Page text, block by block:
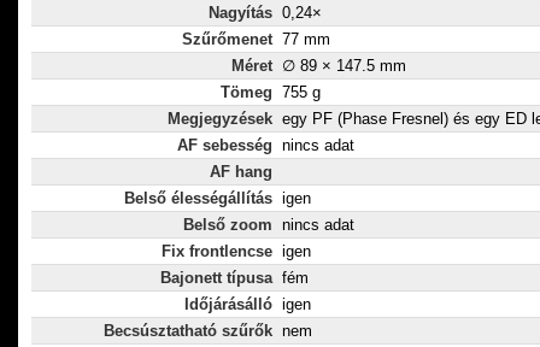
Nagyítás 0,24×
Szűrőmenet 77 mm
Méret ∅ 89 × 147.5 mm
Tömeg 755 g
Megjegyzések egy PF (Phase Fresnel) és egy ED
AF sebesség nincs adat
AF hang
Belső élességállítás igen
Belső zoom nincs adat
Fix frontlencse igen
Bajonett típusa fém
Időjárásálló igen
Becsúsztatható szűrők nem